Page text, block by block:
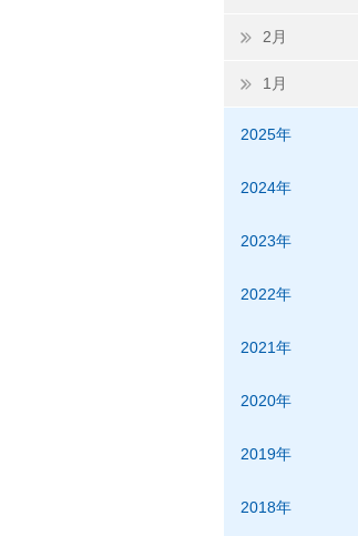
2月
1月
2025年
2024年
2023年
2022年
2021年
2020年
2019年
2018年